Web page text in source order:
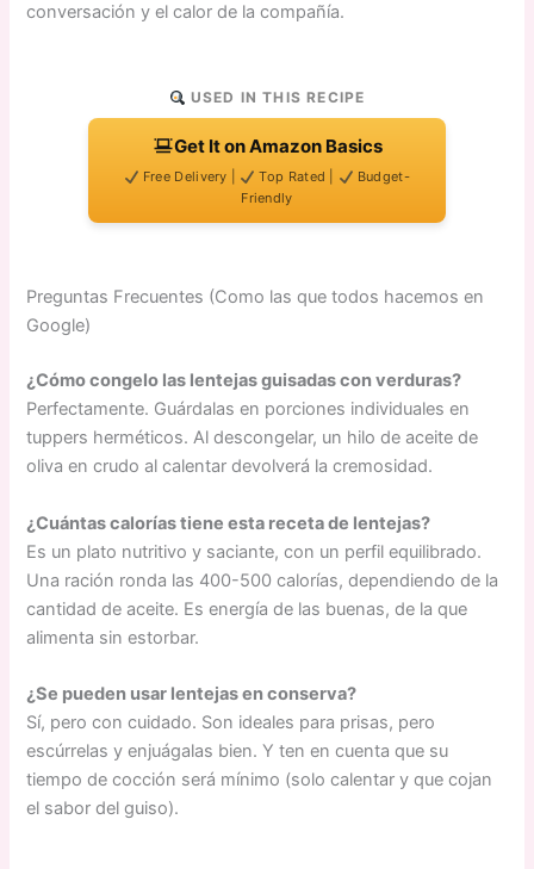
conversación y el calor de la compañía.
USED IN THIS RECIPE
Get It on Amazon Basics
Free Delivery | Top Rated |
Budget-
Friendly
Preguntas Frecuentes (Como las que todos hacemos en
Google)
¿Cómo congelo las lentejas guisadas con verduras?
Perfectamente. Guárdalas en porciones individuales en
tuppers herméticos. Al descongelar, un hilo de aceite de
oliva en crudo al calentar devolverá la cremosidad.
¿Cuántas calorías tiene esta receta de lentejas?
Es un plato nutritivo y saciante, con un perfil equilibrado.
Una ración ronda las 400-500 calorías, dependiendo de la
cantidad de aceite. Es energía de las buenas, de la que
alimenta sin estorbar.
¿Se pueden usar lentejas en conserva?
Sí, pero con cuidado. Son ideales para prisas, pero
escúrrelas y enjuágalas bien. Y ten en cuenta que su
tiempo de cocción será mínimo (solo calentar y que cojan
el sabor del guiso).